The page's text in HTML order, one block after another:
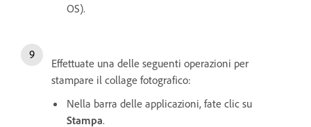
OS).
Effettuate una delle seguenti operazioni per
stampare il collage fotografico:
Nella barra delle applicazioni, fate clic su
Stampa.